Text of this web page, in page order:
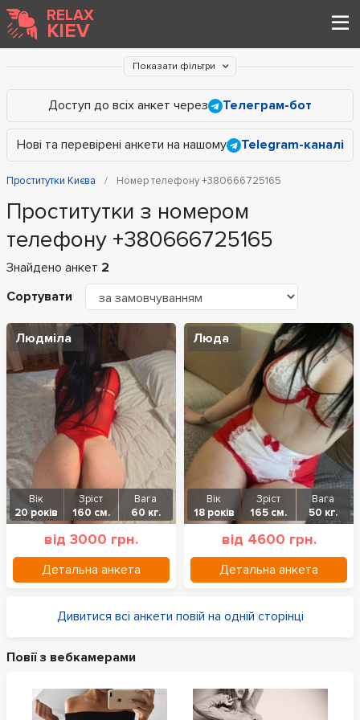
RELAX
KIEV
Показати фільтри
Доступ до всіх анкет через Телеграм-бот
Нові та перевірені анкети на нашому Telegram-каналі
Проститутки Києва Номер телефону +380666725165
Проститутки з номером
телефону +380666725165
Знайдено анкет 2
Сортувати
Людміла
Вік
20 років
Зріст
160 см.
Вага
60 кг.
від 3000 грн.
Детальна анкета
Люда
Вік
18 років
Зріст
165 см.
Вага
50 кг.
від 4600 грн.
Детальна анкета
Дивитися всі анкети повій на одній сторінці
Повії з вебкамерами